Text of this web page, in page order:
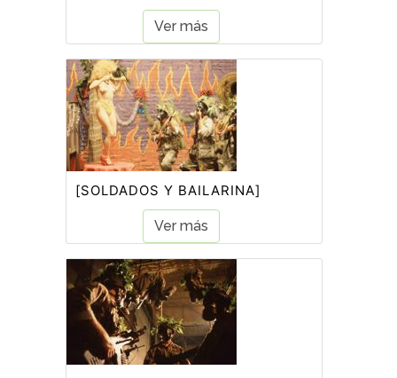
Ver más
[SOLDADOS Y BAILARINA]
Ver más